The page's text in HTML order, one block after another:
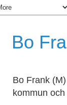
Bo
Bo Frank
kommun